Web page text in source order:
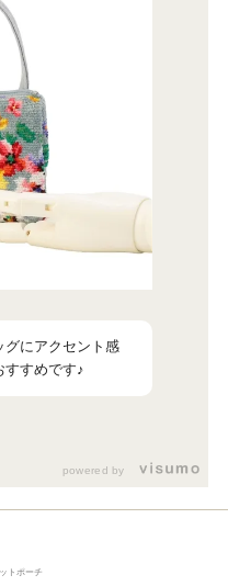
グにアクセント感
すすめです♪
powered by
トポーチ